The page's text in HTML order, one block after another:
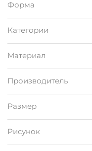
Форма
Категории
Материал
Производитель
Размер
Рисунок